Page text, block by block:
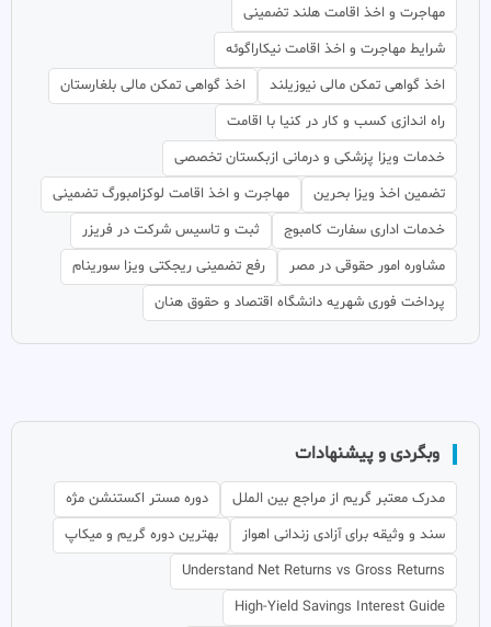
مهاجرت و اخذ اقامت هلند تضمینی
شرایط مهاجرت و اخذ اقامت نیکاراگوئه
اخذ گواهی تمکن مالی نیوزیلند
اخذ گواهی تمکن مالی بلغارستان
راه اندازی کسب و کار در کنیا با اقامت
خدمات ویزا پزشکی و درمانی ازبکستان تخصصی
تضمین اخذ ویزا بحرین
مهاجرت و اخذ اقامت لوکزامبورگ تضمینی
خدمات اداری سفارت کامبوج
ثبت و تاسیس شرکت در فریزر
مشاوره امور حقوقی در مصر
رفع تضمینی ریجکتی ویزا سورینام
پرداخت فوری شهریه دانشگاه اقتصاد و حقوق هنان
وبگردی و پیشنهادات
مدرک معتبر گریم از مراجع بین الملل
دوره مستر اکستنشن مژه
سند و وثیقه برای آزادی زندانی اهواز
بهترین دوره گریم و میکاپ
Understand Net Returns vs Gross Returns
High-Yield Savings Interest Guide